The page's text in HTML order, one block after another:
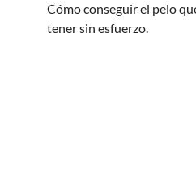
Cómo conseguir el pelo
tener sin esfuerzo.